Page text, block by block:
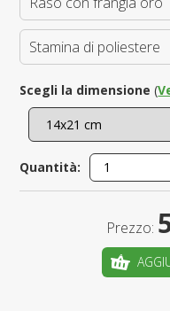
Stamina di poliestere
Scegli la dimensione (
Quantità:
Prezzo: